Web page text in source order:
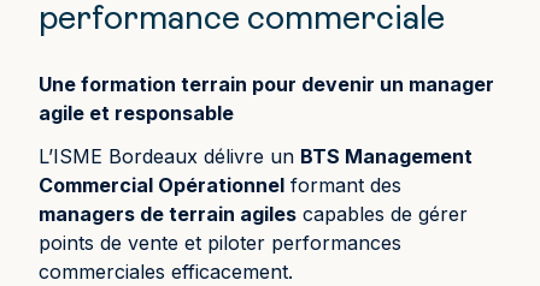
performance commerciale
Une formation terrain pour devenir un manager
agile et responsable
L’ISME Bordeaux délivre un BTS Management
Commercial Opérationnel formant des
managers de terrain agiles capables de gérer
points de vente et piloter performances
commerciales efficacement.